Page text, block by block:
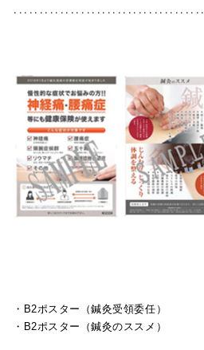
･･･････････････････････････････････
・B2ポスター（鍼灸受領委任）
・B2ポスター（鍼灸のススメ）